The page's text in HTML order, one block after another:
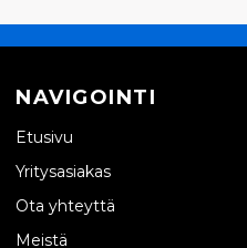
NAVIGOINTI
Etusivu
Yritysasiakas
Ota yhteyttä
Meistä